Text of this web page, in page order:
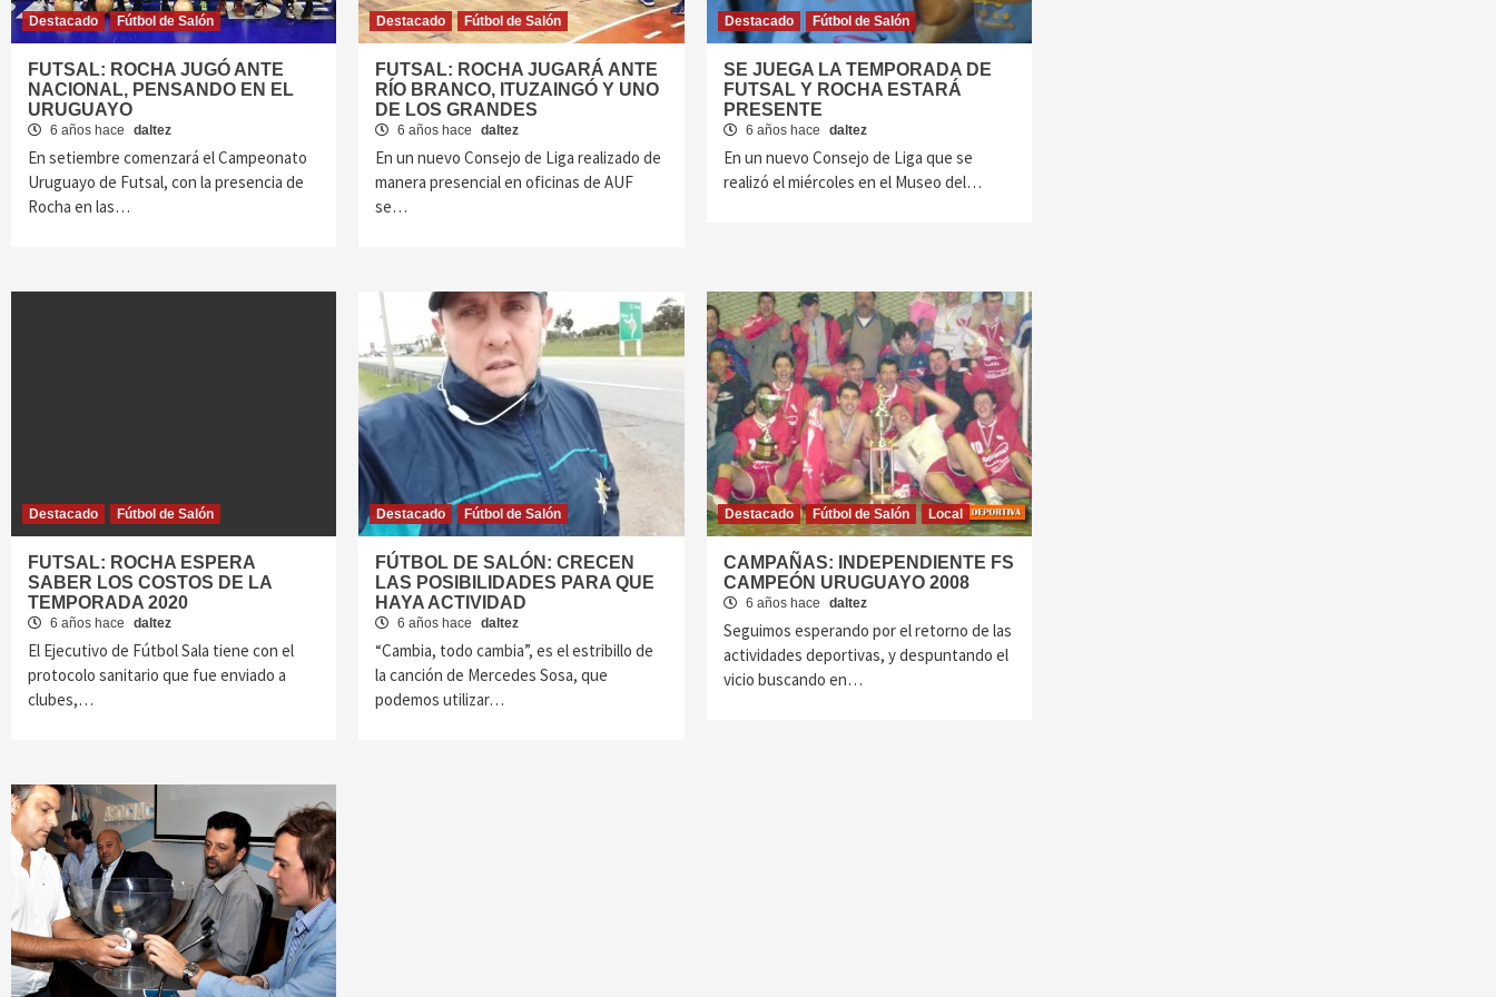
Destacado Fútbol de Salón
FUTSAL: ROCHA JUGÓ ANTE
NACIONAL, PENSANDO EN EL
URUGUAYO
6 años hace daltez
En setiembre comenzará el Campeonato
Uruguayo de Futsal, con la presencia de
Rocha en las…
Destacado Fútbol de Salón
FUTSAL: ROCHA JUGARÁ ANTE
RÍO BRANCO, ITUZAINGÓ Y UNO
DE LOS GRANDES
6 años hace daltez
En un nuevo Consejo de Liga realizado de
manera presencial en oficinas de AUF
se…
Destacado Fútbol de Salón
SE JUEGA LA TEMPORADA DE
FUTSAL Y ROCHA ESTARÁ
PRESENTE
6 años hace daltez
En un nuevo Consejo de Liga que se
realizó el miércoles en el Museo del…
Destacado Fútbol de Salón
FUTSAL: ROCHA ESPERA
SABER LOS COSTOS DE LA
TEMPORADA 2020
6 años hace daltez
El Ejecutivo de Fútbol Sala tiene con el
protocolo sanitario que fue enviado a
clubes,…
Destacado Fútbol de Salón
FÚTBOL DE SALÓN: CRECEN
LAS POSIBILIDADES PARA QUE
HAYA ACTIVIDAD
6 años hace daltez
“Cambia, todo cambia”, es el estribillo de
la canción de Mercedes Sosa, que
podemos utilizar…
Destacado Fútbol de Salón Local
CAMPAÑAS: INDEPENDIENTE FS
CAMPEÓN URUGUAYO 2008
6 años hace daltez
Seguimos esperando por el retorno de las
actividades deportivas, y despuntando el
vicio buscando en…